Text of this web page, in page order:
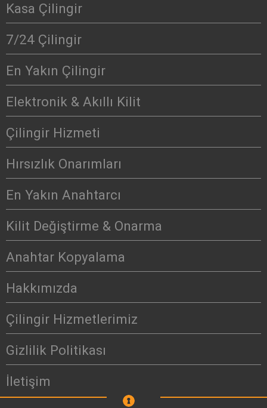
Kasa Çilingir
7/24 Çilingir
En Yakın Çilingir
Elektronik & Akıllı Kilit
Çilingir Hizmeti
Hırsızlık Onarımları
En Yakın Anahtarcı
Kilit Değiştirme & Onarma
Anahtar Kopyalama
Hakkımızda
Çilingir Hizmetlerimiz
Gizlilik Politikası
İletişim